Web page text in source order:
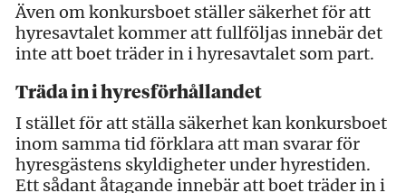
Även om konkursboet ställer säkerhet för att
hyresavtalet kommer att fullföljas innebär det
inte att boet träder in i hyresavtalet som part.
Träda in i hyresförhållandet
I stället för att ställa säkerhet kan konkursboet
inom samma tid förklara att man svarar för
hyresgästens skyldigheter under hyrestiden.
Ett sådant åtagande innebär att boet träder in i